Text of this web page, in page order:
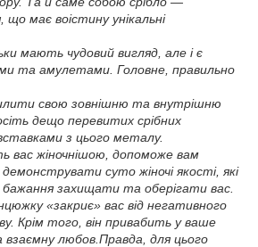
що має воістину унікальні
мають чудовий вигляд, але і є
та амулетами. Головне, правильно
свою зовнішню та внутрішню
дещо перевитих срібних
з цього металу.
вас жіночнішою, допоможе вам
суто жіночі якості, які
захищати та оберігати вас.
«закриє» вас від негативного
Крім того, він привабить у ваше
любов.Правда, для цього